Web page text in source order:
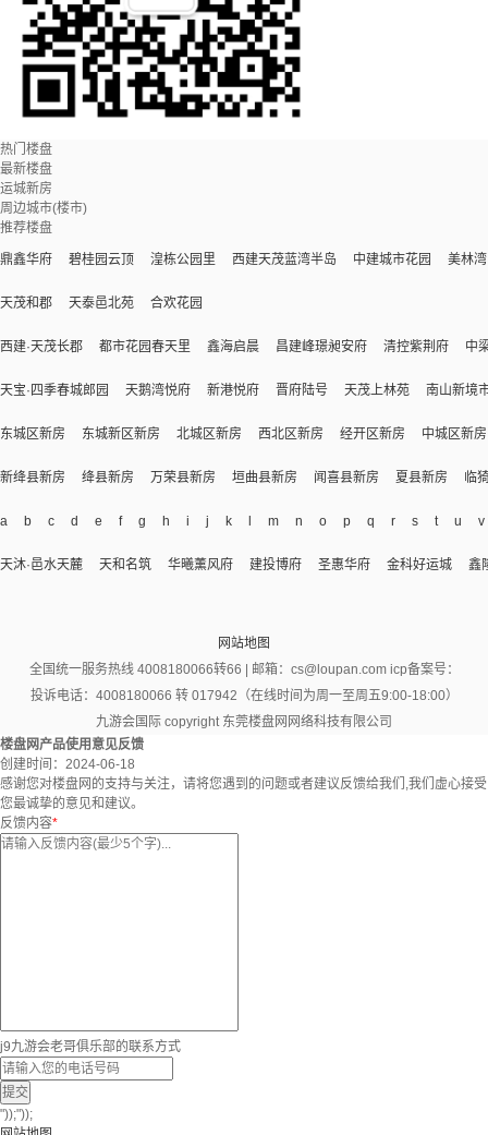
热门楼盘
最新楼盘
运城新房
周边城市(楼市)
推荐楼盘
鼎鑫华府 碧桂园云顶 湟栋公园里 西建天茂蓝湾半岛 中建城市花园 美林湾
天茂和郡 天泰邑北苑 合欢花园
西建·天茂长郡 都市花园春天里 鑫海启晨 昌建峰璟昶安府 清控紫荆府 中
天宝·四季春城郎园 天鹅湾悦府 新港悦府 晋府陆号 天茂上林苑 南山新境
东城区新房 东城新区新房 北城区新房 西北区新房 经开区新房 中城区新房
新绛县新房 绛县新房 万荣县新房 垣曲县新房 闻喜县新房 夏县新房 临
a b c d e f g h i j k m n o p q r s t u v
天沐·邑水天麓 天和名筑 华曦薰风府 建投博府 圣惠华府 金科好运城 鑫
网站地图
全国统一服务热线 4008180066转66 | 邮箱： cs@loupan.comicp备案号：
投诉电话：4008180066 转 017942（在线时间为周一至周五9:00-18:00）
九游会国际 copyright 东莞楼盘网网络科技有限公司
楼盘网产品使用意见反馈
创建时间： 2024-06-18
感谢您对楼盘网的支持与关注，请将您遇到的问题或者建议反馈给我们,我们虚心接受
您最诚挚的意见和建议。
反馈内容*
j9九游会老哥俱乐部的联系方式
提交
"));"));